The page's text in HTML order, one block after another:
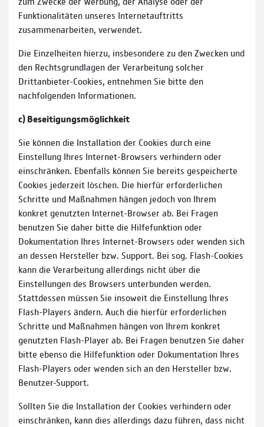
Funktionalitäten unseres Internetauftritts
zusammenarbeiten, verwendet.
Die Einzelheiten hierzu, insbesondere zu den Zwecken und
den Rechtsgrundlagen der Verarbeitung solcher
Drittanbieter-Cookies, entnehmen Sie bitte den
nachfolgenden Informationen.
c) Beseitigungsmöglichkeit
Sie können die Installation der Cookies durch eine
Einstellung Ihres Internet-Browsers verhindern oder
einschränken. Ebenfalls können Sie bereits gespeicherte
Cookies jederzeit löschen. Die hierfür erforderlichen
Schritte und Maßnahmen hängen jedoch von Ihrem
konkret genutzten Internet-Browser ab. Bei Fragen
benutzen Sie daher bitte die Hilfefunktion oder
Dokumentation Ihres Internet-Browsers oder wenden sich
an dessen Hersteller bzw. Support. Bei sog. Flash-Cookies
kann die Verarbeitung allerdings nicht über die
Einstellungen des Browsers unterbunden werden.
Stattdessen müssen Sie insoweit die Einstellung Ihres
Flash-Players ändern. Auch die hierfür erforderlichen
Schritte und Maßnahmen hängen von Ihrem konkret
genutzten Flash-Player ab. Bei Fragen benutzen Sie daher
bitte ebenso die Hilfefunktion oder Dokumentation Ihres
Flash-Players oder wenden sich an den Hersteller bzw.
Benutzer-Support.
Sollten Sie die Installation der Cookies verhindern oder
einschränken, kann dies allerdings dazu führen, dass nicht